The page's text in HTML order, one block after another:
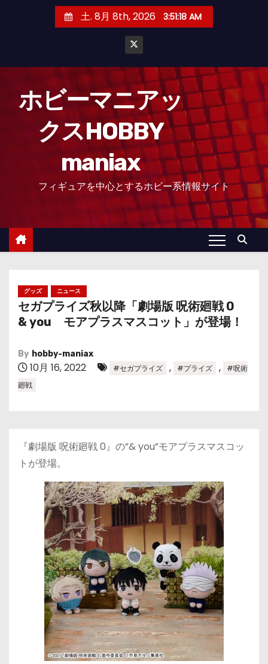
土. 8月 8th, 2026 3:51:19 AM
ホビーマニアッ
クスHOBBY
maniax
フィギュアを中心とするホビー系情報サイト
グッズ ニュース
セガプライズ秋以降「劇場版 呪術廻戦 0
& you モアプラスマスコット」が登場！
By hobby-maniax
10月 16, 2022 #セガプライズ , #プライズ ,
#呪術
廻戦
『劇場版 呪術廻戦 0』の”& you”モアプラスマスコッ
トが登場。